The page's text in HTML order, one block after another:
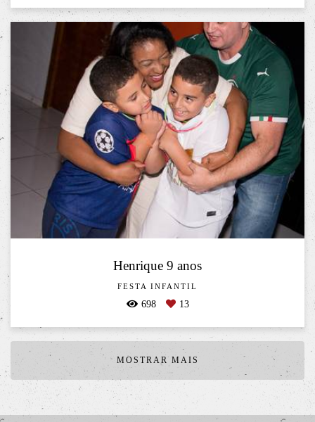
Henrique 9 anos
FESTA INFANTIL
698 13
MOSTRAR MAIS